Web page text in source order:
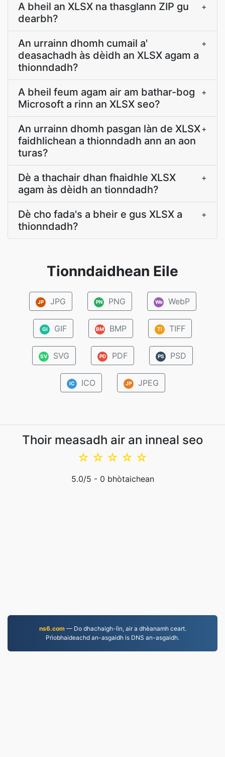
A bheil an XLSX na thasglann ZIP gu
dearbh?
+
An urrainn dhomh cumail a'
deasachadh às dèidh an XLSX agam a
thionndadh?
+
A bheil feum agam air am bathar-bog
Microsoft a rinn an XLSX seo?
+
An urrainn dhomh pasgan làn de XLSX
faidhlichean a thionndadh ann an aon
turas?
+
Dè a thachair dhan fhaidhle XLSX
agam às dèidh an tionndadh?
+
Dè cho fada's a bheir e gus XLSX a
thionndadh?
+
Tionndaidhean Eile
JP JPG PN PNG We WebP
GI GIF BM BMP TI TIFF
SV SVG PD PDF PS PSD
IC ICO JP JPEG
Thoir measadh air an inneal seo
☆
☆
☆
☆
☆
5.0/5 - 0 bhòtaichean
ns6.com— Do dhachaigh-lìn, air a dhèanamh ceart.
Prìobhaideachd an-asgaidh is DNS an-asgaidh.